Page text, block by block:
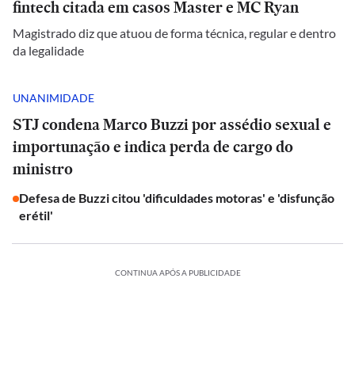
fintech citada em casos Master e MC Ryan
Magistrado diz que atuou de forma técnica, regular e dentro
da legalidade
UNANIMIDADE
STJ condena Marco Buzzi por assédio sexual e
importunação e indica perda de cargo do
ministro
Defesa de Buzzi citou 'dificuldades motoras' e 'disfunção
erétil'
CONTINUA APÓS A PUBLICIDADE